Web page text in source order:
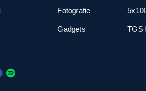
Fotografie
Gadgets TGS